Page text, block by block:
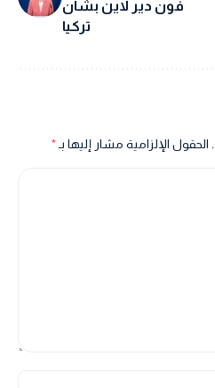
فون دير لاين بشأن
تركيا
الحقول الإلزامية مشار إليها بـ*